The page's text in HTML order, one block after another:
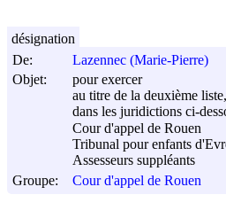
De:
Lazennec (Marie-Pierre)
Objet:
pour exercer
au titre de la deuxième
dans les juridictions ci-
Cour d'appel de Rouen
Tribunal pour enfants
Assesseurs suppléants
Groupe:
Cour d'appel de Rouen
désignation